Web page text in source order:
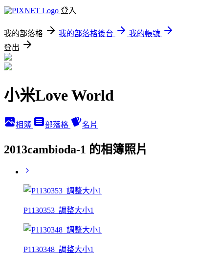
登入
我的部落格 我的部落格後台
我的帳號
登出
小米Love World
相簿 部落格 名片
2013cambioda-1 的相簿照片
P1130353_調整大小1
P1130348_調整大小1